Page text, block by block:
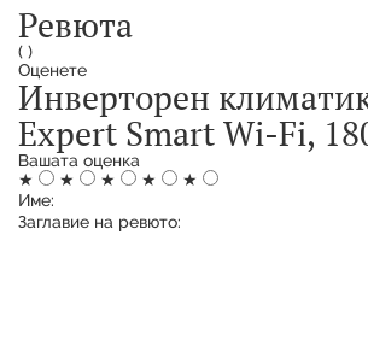
Ревюта
( )
Оценете
Инверторен
Expert Smart Wi-Fi,
Вашата оценка
★
★ ★ ★
★
Име:
Заглавие на ревюто: